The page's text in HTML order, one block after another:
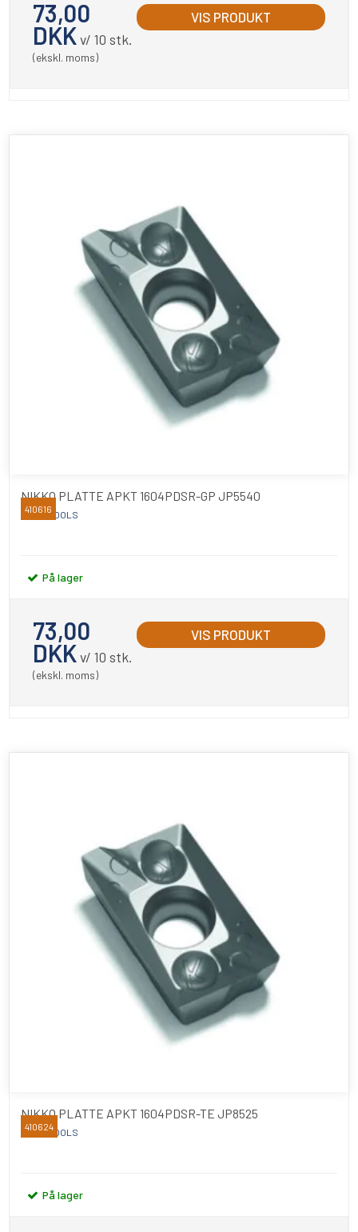
73,00
DKKv/ 10 stk.
(ekskl. moms)
VIS PRODUKT
NIKKO PLATTE APKT 1604PDSR-GP JP5540
NIKKO TOOLS
410616
På lager
73,00
DKKv/ 10 stk.
(ekskl. moms)
VIS PRODUKT
NIKKO PLATTE APKT 1604PDSR-TE JP8525
NIKKO TOOLS
410624
På lager